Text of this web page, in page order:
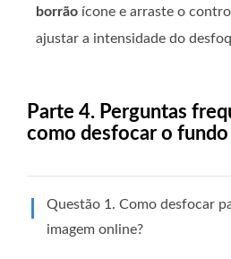
borrão ícone e arraste o
ajustar a intensidade do
Parte 4. Perguntas
como desfocar o
Questão 1. Como desfocar
imagem online?